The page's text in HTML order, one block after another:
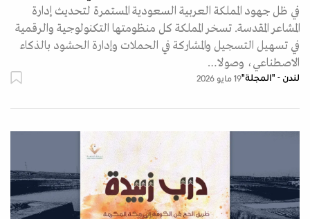
في ظل جهود المملكة العربية السعودية المستمرة لتحديث إدارة
المشاعر المقدسة. تسخر المملكة كل منظومتها التكنولوجية والرقمية
في تسهيل التسجيل والمشاركة في الحملات وإدارة الحشود بالذكاء
الاصطناعي، وصولا…
لندن - "المجلة"19 مايو 2026